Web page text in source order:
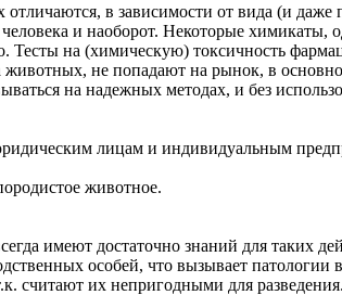
в зависимости от вида (и
и наоборот. Некоторые
на (химическую) токсичность
не попадают на рынок, в
на надежных методах, и без
лицам и индивидуальным
животное.
имеют достаточно знаний для таких
особей, что вызывает
считают их непригодными для разведения.